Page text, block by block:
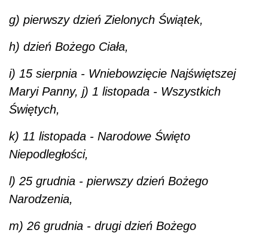
g) pierwszy dzień Zielonych Świątek,
h) dzień Bożego Ciała,
i) 15 sierpnia - Wniebowzięcie Najświętszej
Maryi Panny, j) 1 listopada - Wszystkich
Świętych,
k) 11 listopada - Narodowe Święto
Niepodległości,
l) 25 grudnia - pierwszy dzień Bożego
Narodzenia,
m) 26 grudnia - drugi dzień Bożego